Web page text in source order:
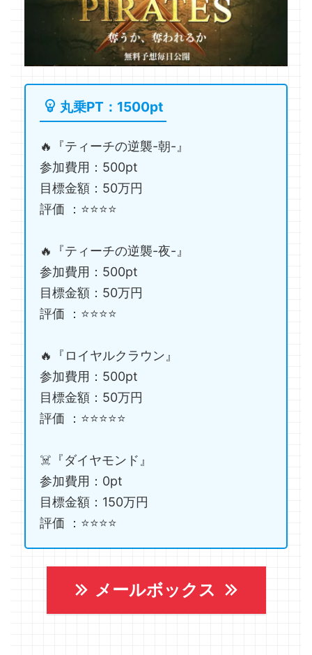
丸乗PT：1500pt
🔥『ティーチの逆襲-朝-』
参加費用：500pt
目標金額：50万円
評価 ：⭐️⭐️⭐️⭐️
🔥『ティーチの逆襲-夜-』
参加費用：500pt
目標金額：50万円
評価 ：⭐️⭐️⭐️⭐️
🔥『ロイヤルクラウン』
参加費用：500pt
目標金額：50万円
評価 ：⭐️⭐️⭐️⭐️⭐️
☠️『ダイヤモンド』
参加費用：0pt
目標金額：150万円
評価 ：⭐️⭐️⭐️⭐️
メールボックス